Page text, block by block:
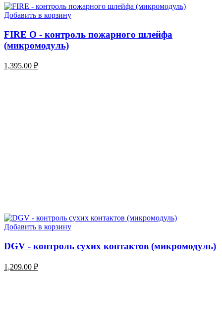
Добавить в корзину
FIRE O - контроль пожарного шлейфа
(микромодуль)
1,395.00 ₽
Добавить в корзину
DGV - контроль сухих контактов (микромодуль)
1,209.00 ₽